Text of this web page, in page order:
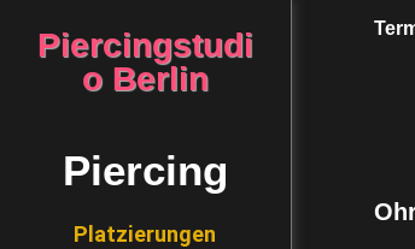
Piercingstudi
o Berlin
Piercing
Platzierungen